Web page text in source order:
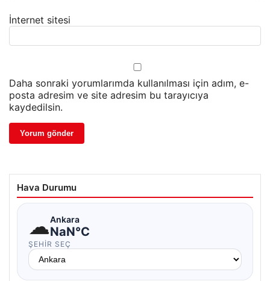
İnternet sitesi
Daha sonraki yorumlarımda kullanılması için adım, e-
posta adresim ve site adresim bu tarayıcıya
kaydedilsin.
Hava Durumu
☁Ankara
NaN°C
ŞEHIR SEÇ